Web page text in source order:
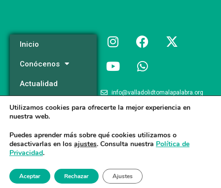
Inicio
Conócenos
Actualidad
Programa
info@valladolidtomalapalabra.org
+34 983 426 124
Aviso legal/Poltica de Privacidad/ Politica de Cookies
Utilizamos cookies para ofrecerte la mejor experiencia en
nuestra web.
Puedes aprender más sobre qué cookies utilizamos o
desactivarlas en los ajustes. Consulta nuestra Política de
Privacidad.
Aceptar Rechazar Ajustes